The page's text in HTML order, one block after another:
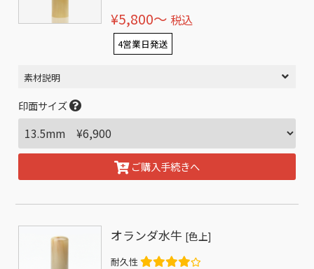
¥5,800〜 税込
4営業日発送
素材説明
印面サイズ
ご購入手続きへ
オランダ水牛 [色上]
耐久性